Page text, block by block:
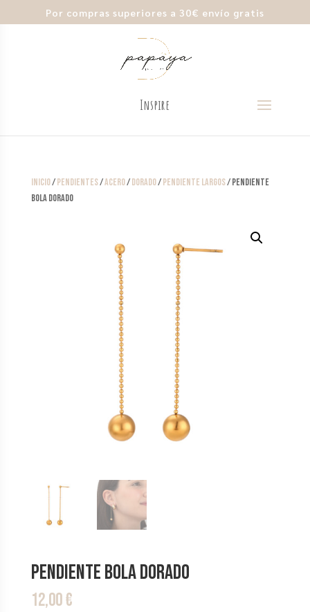
Por compras superiores a 30€ envío gratis
Inicio/Pendientes/Acero/Dorado/Pendiente Largos/ Pendiente
Bola Dorado
Pendiente Bola Dorado
12,00€